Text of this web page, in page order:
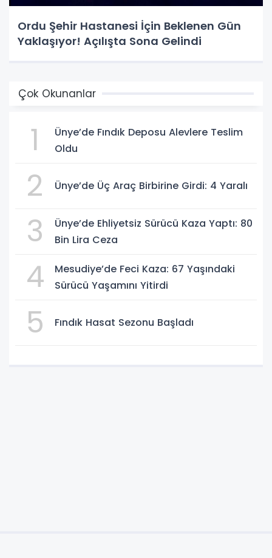
Ordu Şehir Hastanesi İçin Beklenen Gün
Yaklaşıyor! Açılışta Sona Gelindi
Çok Okunanlar
1
Ünye’de Fındık Deposu Alevlere Teslim
Oldu
2 Ünye’de Üç Araç Birbirine Girdi: 4 Yaralı
3
Ünye’de Ehliyetsiz Sürücü Kaza Yaptı: 80
Bin Lira Ceza
4
Mesudiye’de Feci Kaza: 67 Yaşındaki
Sürücü Yaşamını Yitirdi
5 Fındık Hasat Sezonu Başladı